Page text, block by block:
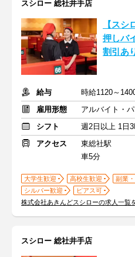
スシロー 総社井手店
【スシ
押しバ
割引あ
給与
時給1120～
雇用形態
アルバイト・パ
シフト
週2日以上 1日
アクセス
東総社駅
車5分
大学生歓迎 高校生歓迎
副業
シルバー歓迎
ピアス可
株式会社あきんどスシローの求人一覧
スシロー 総社井手店